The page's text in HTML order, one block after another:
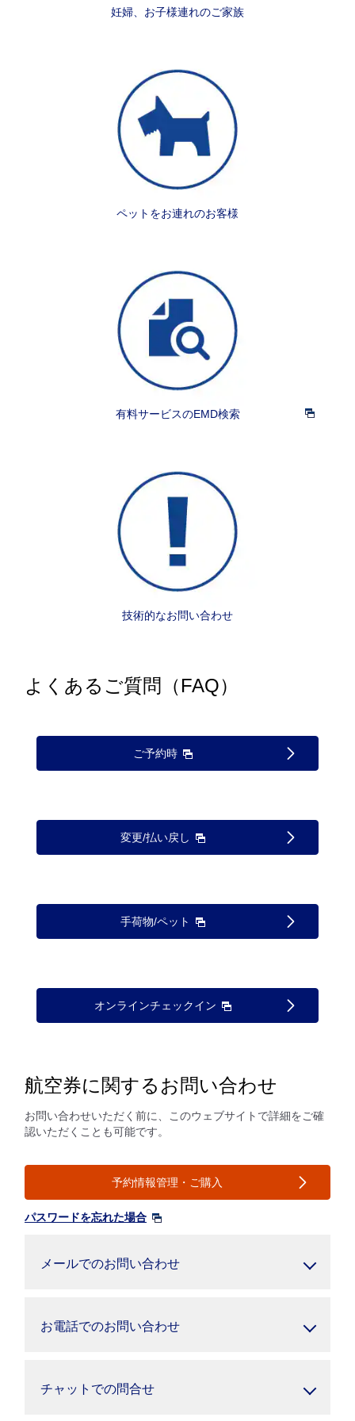
妊婦、お子様連れのご家族
ペットをお連れのお客様
有料サービスのEMD検索
技術的なお問い合わせ
よくあるご質問（FAQ）
ご予約時
変更/払い戻し
手荷物/ペット
オンラインチェックイン
航空券に関するお問い合わせ
お問い合わせいただく前に、このウェブサイトで詳細をご確
認いただくことも可能です。
予約情報管理・ご購入
パスワードを忘れた場合
メールでのお問い合わせ
お電話でのお問い合わせ
チャットでの問合せ